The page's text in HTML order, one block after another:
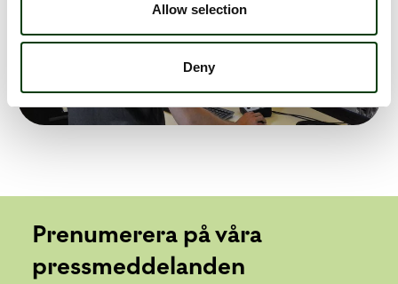
Allow selection
Deny
Prenumerera på våra
pressmeddelanden